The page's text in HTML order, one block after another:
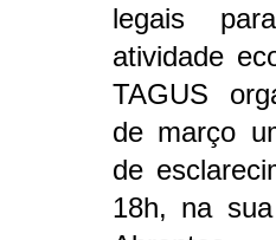
legais
atividade
TAGUS
de março
de
18h, na